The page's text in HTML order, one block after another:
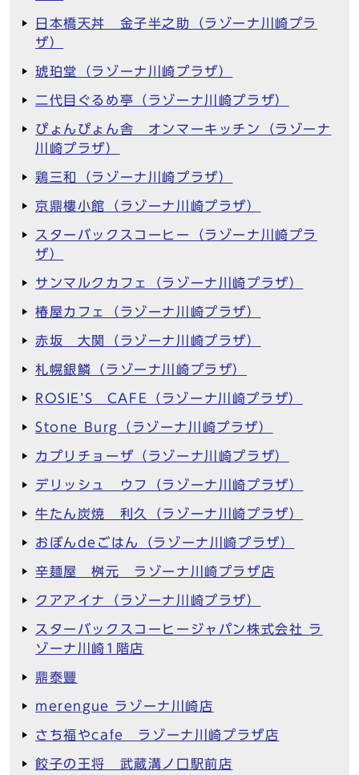
日本橋天丼 金子半之助（ラゾーナ川崎プラ
ザ）
琥珀堂（ラゾーナ川崎プラザ）
二代目ぐるめ亭（ラゾーナ川崎プラザ）
ぴょんぴょん舎 オンマーキッチン（ラゾーナ
川崎プラザ）
鶏三和（ラゾーナ川崎プラザ）
京鼎樓小館（ラゾーナ川崎プラザ）
スターバックスコーヒー（ラゾーナ川崎プラ
ザ）
サンマルクカフェ（ラゾーナ川崎プラザ）
椿屋カフェ（ラゾーナ川崎プラザ）
赤坂 大関（ラゾーナ川崎プラザ）
札幌銀鱗（ラゾーナ川崎プラザ）
ROSIE’S CAFE（ラゾーナ川崎プラザ）
Stone Burg（ラゾーナ川崎プラザ）
カプリチョーザ（ラゾーナ川崎プラザ）
デリッシュ ウフ（ラゾーナ川崎プラザ）
牛たん炭焼 利久（ラゾーナ川崎プラザ）
おぼんdeごはん（ラゾーナ川崎プラザ）
辛麺屋 桝元 ラゾーナ川崎プラザ店
クアアイナ（ラゾーナ川崎プラザ）
スターバックスコーヒージャパン株式会社 ラ
ゾーナ川崎1階店
鼎泰豐
merengue ラゾーナ川崎店
さち福やcafe ラゾーナ川崎プラザ店
餃子の王将 武蔵溝ノ口駅前店